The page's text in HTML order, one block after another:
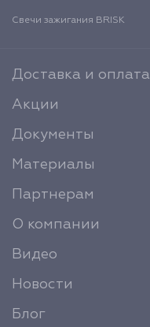
Свечи зажигания BRISK
Доставка и оплата
Акции
Документы
Материалы
Партнерам
О компании
Видео
Новости
Блог